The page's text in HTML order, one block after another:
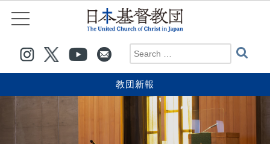
教団新報